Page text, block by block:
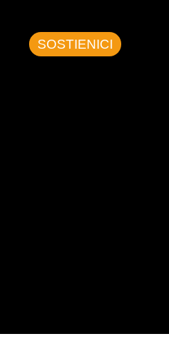
SOSTIENICI